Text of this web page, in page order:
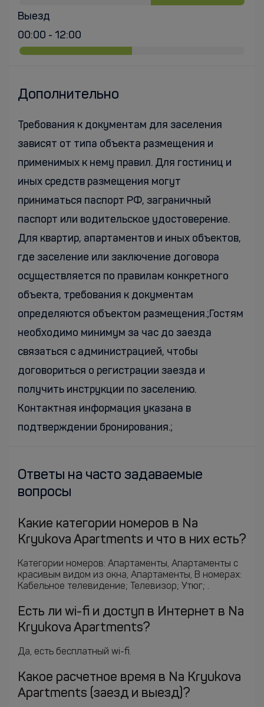
Выезд
00:00 - 12:00
Дополнительно
Требования к документам для заселения
зависят от типа объекта размещения и
применимых к нему правил. Для гостиниц и
иных средств размещения могут
приниматься паспорт РФ, заграничный
паспорт или водительское удостоверение.
Для квартир, апартаментов и иных объектов,
где заселение или заключение договора
осуществляется по правилам конкретного
объекта, требования к документам
определяются объектом размещения.;Гостям
необходимо минимум за час до заезда
связаться с администрацией, чтобы
договориться о регистрации заезда и
получить инструкции по заселению.
Контактная информация указана в
подтверждении бронирования.;
Ответы на часто задаваемые
вопросы
Какие категории номеров в Na
Kryukova Apartments и что в них есть?
Категории номеров: Апартаменты, Апартаменты с
красивым видом из окна, Апартаменты, В номерах:
Кабельное телевидение; Телевизор; Утюг; .
Есть ли wi-fi и доступ в Интернет в Na
Kryukova Apartments?
Да, есть бесплатный wi-fi.
Какое расчетное время в Na Kryukova
Apartments (заезд и выезд)?